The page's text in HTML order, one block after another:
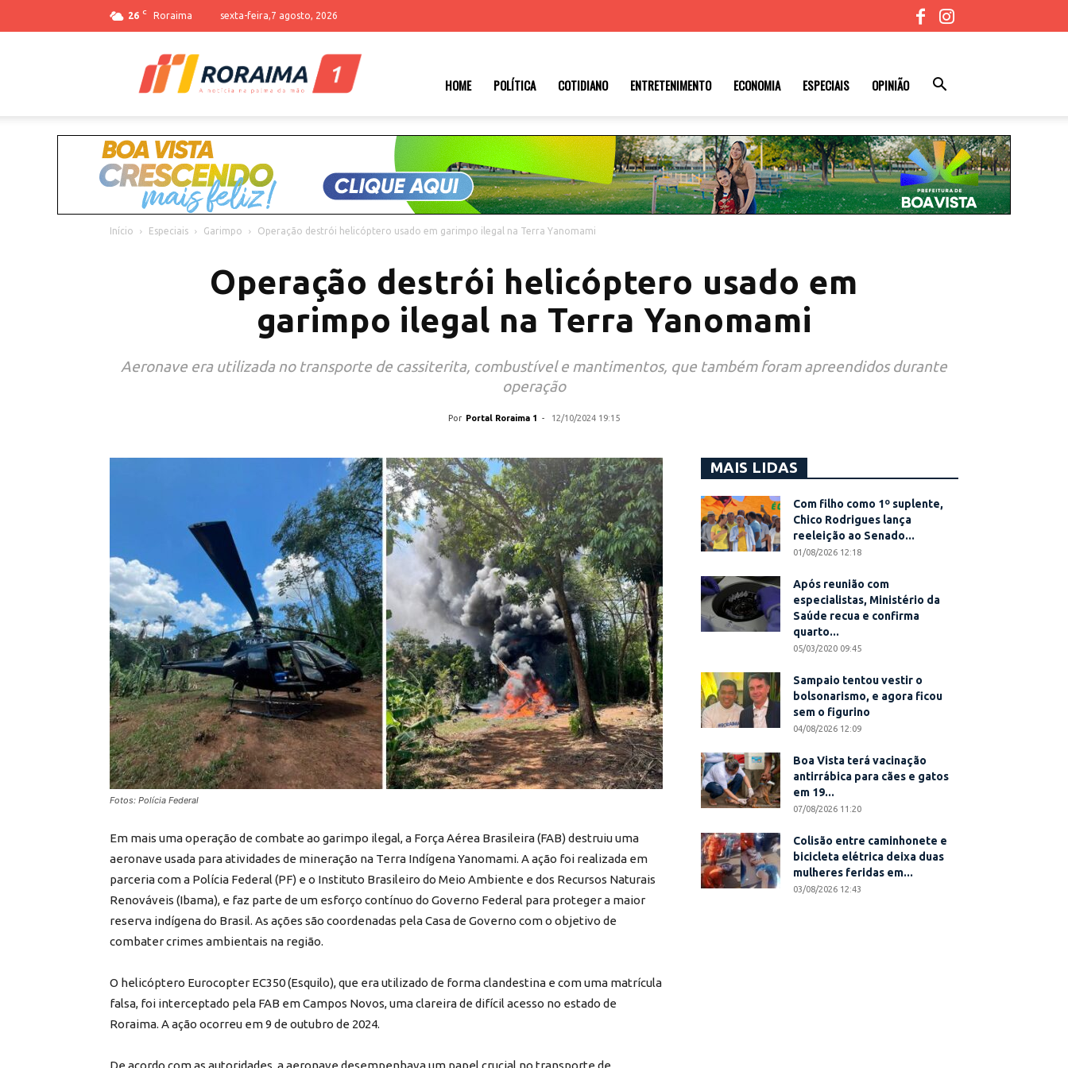
26 C Roraima sexta-feira,7 agosto, 2026
HOME POLÍTICA COTIDIANO ENTRETENIMENTO ECONOMIA ESPECIAIS OPINIÃO
Início Especiais Garimpo Operação destrói helicóptero usado em garimpo ilegal na Terra Yanomami
Operação destrói helicóptero usado em
garimpo ilegal na Terra Yanomami
Aeronave era utilizada no transporte de cassiterita, combustível e mantimentos, que também foram apreendidos durante
operação
Por Portal Roraima 1 - 12/10/2024 19:15
Fotos: Polícia Federal
Em mais uma operação de combate ao garimpo ilegal, a Força Aérea Brasileira (FAB) destruiu uma
aeronave usada para atividades de mineração na Terra Indígena Yanomami. A ação foi realizada em
parceria com a Polícia Federal (PF) e o Instituto Brasileiro do Meio Ambiente e dos Recursos Naturais
Renováveis (Ibama), e faz parte de um esforço contínuo do Governo Federal para proteger a maior
reserva indígena do Brasil. As ações são coordenadas pela Casa de Governo com o objetivo de
combater crimes ambientais na região.
O helicóptero Eurocopter EC350 (Esquilo), que era utilizado de forma clandestina e com uma matrícula
falsa, foi interceptado pela FAB em Campos Novos, uma clareira de difícil acesso no estado de
Roraima. A ação ocorreu em 9 de outubro de 2024.
De acordo com as autoridades, a aeronave desempenhava um papel crucial no transporte de
MAIS LIDAS
Com filho como 1º suplente,
Chico Rodrigues lança
reeleição ao Senado...
01/08/2026 12:18
Após reunião com
especialistas, Ministério da
Saúde recua e confirma
quarto...
05/03/2020 09:45
Sampaio tentou vestir o
bolsonarismo, e agora ficou
sem o figurino
04/08/2026 12:09
Boa Vista terá vacinação
antirrábica para cães e gatos
em 19...
07/08/2026 11:20
Colisão entre caminhonete e
bicicleta elétrica deixa duas
mulheres feridas em...
03/08/2026 12:43